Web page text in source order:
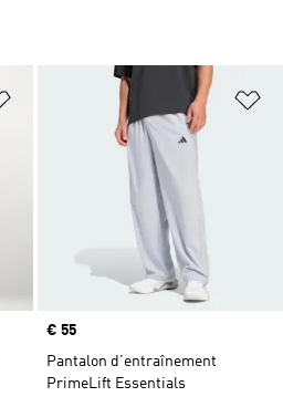
Ajouter à la Liste de produits
Prix
€ 55
Pantalon d’entraînement
PrimeLift Essentials